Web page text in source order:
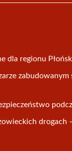
dla regionu
drogach